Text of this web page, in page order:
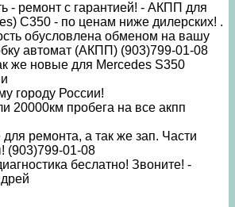
- ремонт с гарантией! - АКПП для
С350 - по ценам ниже дилерских! .
обусловлена обменом на вашу
автомат (АКПП) (903)799-01-08
же новые для Mercedes S350
городу России!
20000км пробега на все акпп
ремонта, а так же зап. Части
(903)799-01-08
беслатно! Звоните! -